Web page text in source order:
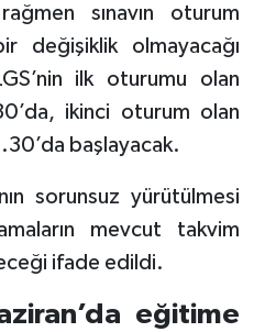
sınavın oturum
değişiklik olmayacağı
ilk oturumu olan
ikinci oturum olan
başlayacak.
sorunsuz yürütülmesi
mevcut takvim
ifade edildi.
eğitime